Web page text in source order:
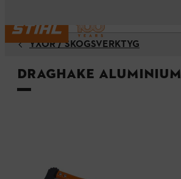
YXOR / SKOGSVERKTYG
Draghake aluminium